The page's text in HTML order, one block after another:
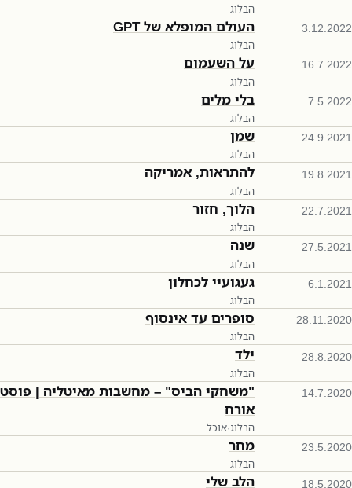
הבלוג
3.12.2022 העולם המופלא של GPT
הבלוג
16.7.2022 על השעמום
הבלוג
7.5.2022 בלי מלים
הבלוג
24.9.2021 שמן
הבלוג
19.8.2021 להתראות, אמריקה
הבלוג
22.7.2021 הלוך, חזור
הבלוג
27.5.2021 שנה
הבלוג
6.1.2021 געגועיי לכחלון
הבלוג
28.11.2020 סופרים עד אינסוף
הבלוג
28.8.2020 ילד
הבלוג
14.7.2020
"משחקי הביס" – מחשבות מאיטליה | פוסט
אורח
הבלוג·אוכל
23.5.2020 מחר
הבלוג
18.5.2020 הלב שלי